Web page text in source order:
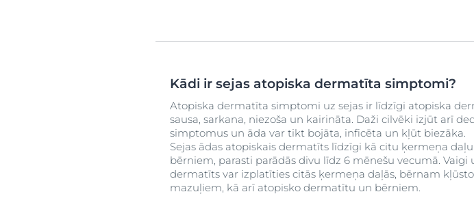
Kādi ir sejas atopiska dermatīta simptomi?
Atopiska dermatīta simptomi uz sejas ir līdzīgi atopiska
sausa, sarkana, niezoša un kairināta. Daži cilvēki izjūt arī
simptomus un āda var tikt bojāta, inficēta un kļūt biezāka.
Sejas ādas atopiskais dermatīts līdzīgi kā citu ķermeņa
bērniem, parasti parādās divu līdz 6 mēnešu vecumā.
dermatīts var izplatīties citās ķermeņa daļās, bērnam
mazuļiem, kā arī atopisko dermatītu un bērniem.